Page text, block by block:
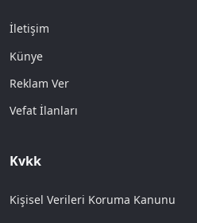
İletişim
Künye
Reklam Ver
Vefat İlanları
Kvkk
Kişisel Verileri Koruma Kanunu